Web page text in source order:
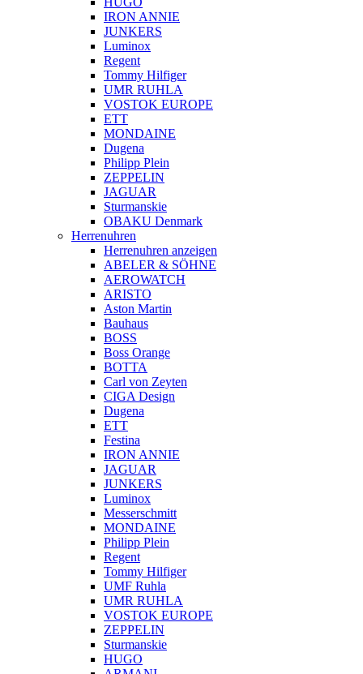
IRON ANNIE
JUNKERS
Luminox
Regent
Tommy Hilfiger
UMR RUHLA
VOSTOK EUROPE
ETT
MONDAINE
Dugena
Philipp Plein
ZEPPELIN
JAGUAR
Sturmanskie
OBAKU Denmark
Herrenuhren
Herrenuhren anzeigen
ABELER & SÖHNE
AEROWATCH
ARISTO
Aston Martin
Bauhaus
BOSS
Boss Orange
BOTTA
Carl von Zeyten
CIGA Design
Dugena
ETT
Festina
IRON ANNIE
JAGUAR
JUNKERS
Luminox
Messerschmitt
MONDAINE
Philipp Plein
Regent
Tommy Hilfiger
UMF Ruhla
UMR RUHLA
VOSTOK EUROPE
ZEPPELIN
Sturmanskie
HUGO